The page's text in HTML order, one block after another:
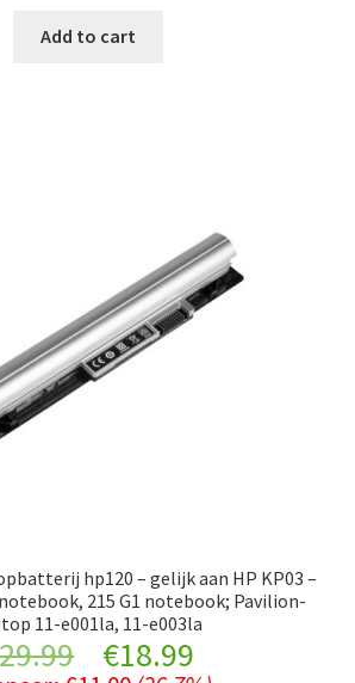
was:
Add to cart
hp120 – gelijk aan HP KP03 –
215 G1 notebook; Pavilion-
11-e001la, 11-e003la
29.99
Original
€18.99Current